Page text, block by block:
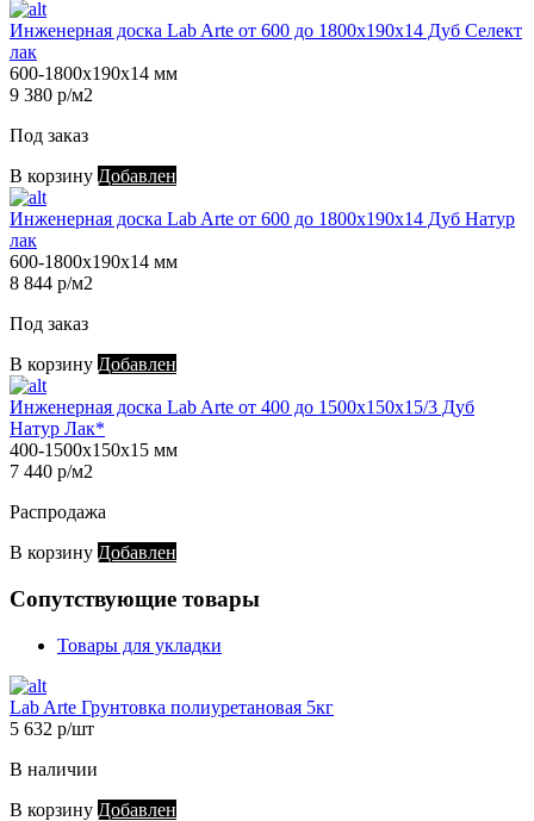
Инженерная доска Lab Arte от 600 до 1800х190х14 Дуб Селект
лак
600-1800х190х14 мм
9 380 р/м2
Под заказ
В корзину Добавлен
Инженерная доска Lab Arte от 600 до 1800х190х14 Дуб Натур
лак
600-1800х190х14 мм
8 844 р/м2
Под заказ
В корзину Добавлен
Инженерная доска Lab Arte от 400 до 1500х150х15/3 Дуб
Натур Лак*
400-1500х150х15 мм
7 440 р/м2
Распродажа
В корзину Добавлен
Сопутствующие товары
Товары для укладки
Lab Arte Грунтовка полиуретановая 5кг
5 632 р/шт
В наличии
В корзину Добавлен